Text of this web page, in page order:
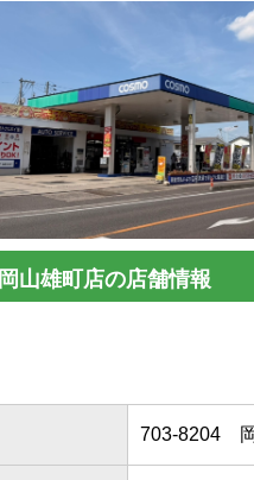
岡山雄町店の店舗情報
703-8204